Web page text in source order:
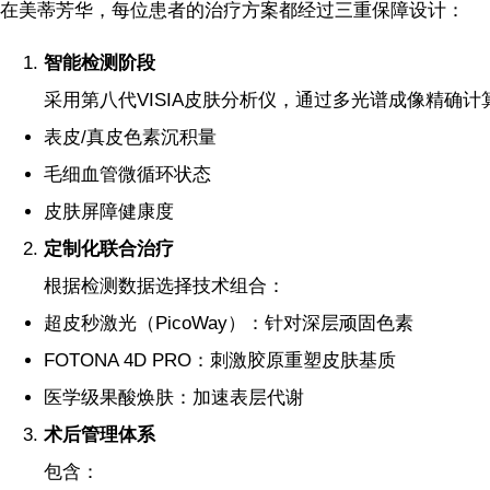
在美蒂芳华，每位患者的治疗方案都经过三重保障设计：
智能检测阶段
采用第八代VISIA皮肤分析仪，通过多光谱成像精确计
表皮/真皮色素沉积量
毛细血管微循环状态
皮肤屏障健康度
定制化联合治疗
根据检测数据选择技术组合：
超皮秒激光（PicoWay）：针对深层顽固色素
FOTONA 4D PRO：刺激胶原重塑皮肤基质
医学级果酸焕肤：加速表层代谢
术后管理体系
包含：